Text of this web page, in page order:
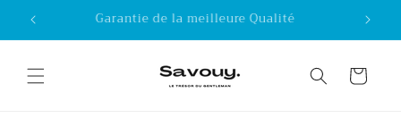
Skip to
content
Garantie de la meilleure Qualité
Cart